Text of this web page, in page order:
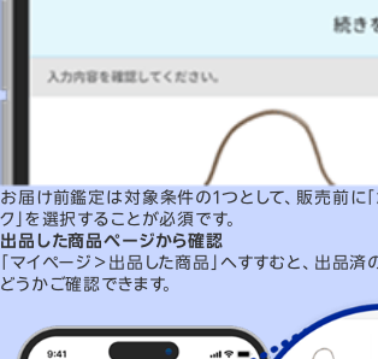
お届け前鑑定は対象条件の1つとして、販売前に「
ク」を選択することが必須です。
出品した商品ページから確認
「マイページ＞出品した商品」へすすむと、出品
どうかご確認できます。